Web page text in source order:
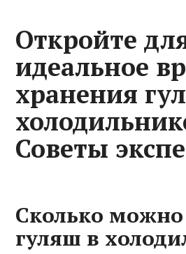
Откройте
идеальное
хранения
Советы
Сколько
гуляш в